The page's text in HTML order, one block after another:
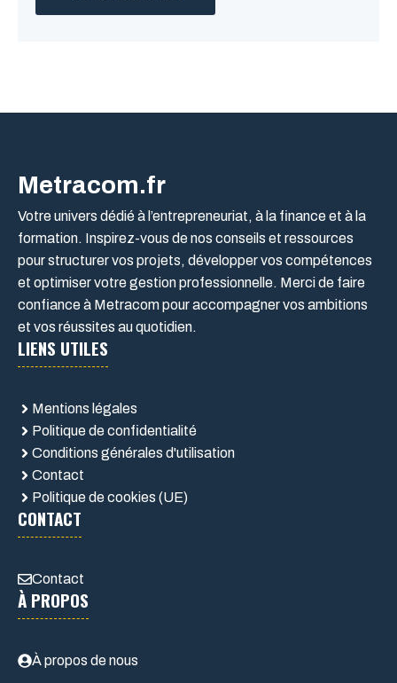
Metracom.fr
Votre univers dédié à l’entrepreneuriat, à la finance et à la
formation. Inspirez-vous de nos conseils et ressources
pour structurer vos projets, développer vos compétences
et optimiser votre gestion professionnelle. Merci de faire
confiance à Metracom pour accompagner vos ambitions
et vos réussites au quotidien.
LIENS UTILES
Mentions légales
Politique de confidentialité
Conditions générales d'utilisation
Contact
Politique de cookies (UE)
CONTACT
Contact
À PROPOS
À propos de nous